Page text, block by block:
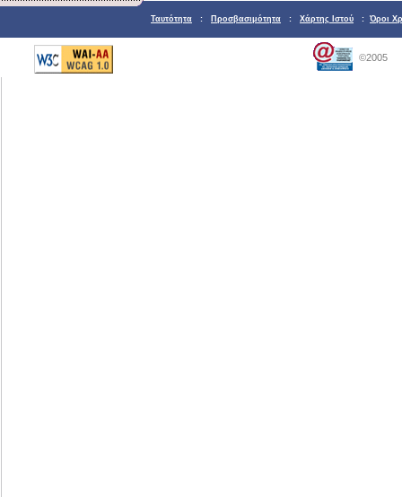
Ταυτότητα : Προσβασιμότητα : Χάρτης Ιστού : Όροι
©2005